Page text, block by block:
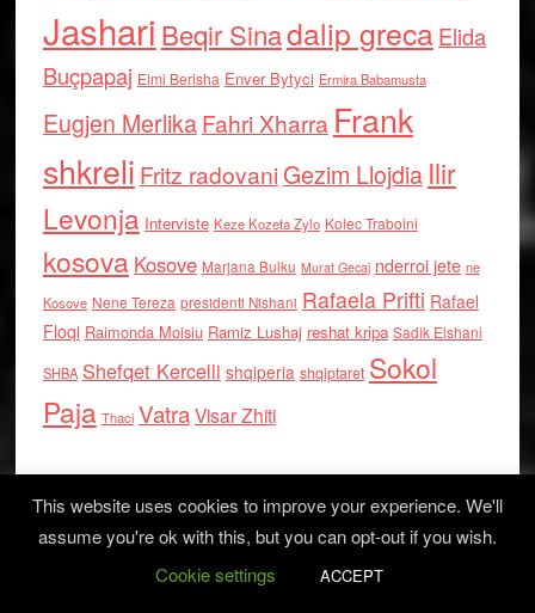
Jashari Beqir Sinadalip grecaElida
Buçpapaj Elmi Berisha Enver Bytyci Ermira Babamusta
Eugjen MerlikaFahri Xharra Frank
shkreli Fritz radovaniGezim Llojdia Ilir
Levonja Interviste Keze Kozeta Zylo Kolec Traboini
kosova Kosove Marjana Bulku Murat Gecaj nderroi jete ne
Kosove Nene Tereza presidenti Nishani Rafaela Prifti Rafael
Floqi Raimonda Moisiu Ramiz Lushaj reshat kripa Sadik Elshani
SHBA Shefqet Kercelli shqiperia shqiptaret Sokol
Paja Thaci VatraVisar Zhiti
Log in
This website uses cookies to improve your experience. We'll
assume you're ok with this, but you can opt-out if you wish.
Cookie settings
ACCEPT